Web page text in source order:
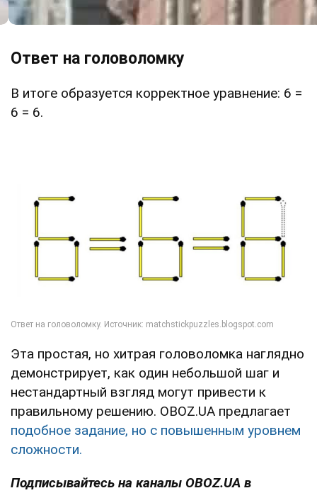
Ответ на головоломку
В итоге образуется корректное уравнение: 6 =
6 = 6.
Эта простая, но хитрая головоломка наглядно
демонстрирует, как один небольшой шаг и
нестандартный взгляд могут привести к
правильному решению. OBOZ.UA предлагает
подобное задание, но с повышенным уровнем
сложности.
Подписывайтесь на каналы OBOZ.UA в